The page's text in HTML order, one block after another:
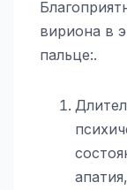
вириона в
пальце:.